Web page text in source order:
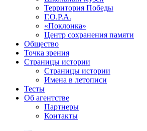
Территория Победы
Г.О.Р.А.
«Поклонка»
Центр сохранения памяти
Общество
Точка зрения
Страницы истории
Страницы истории
Имена в летописи
Тесты
Об агентстве
Партнеры
Контакты